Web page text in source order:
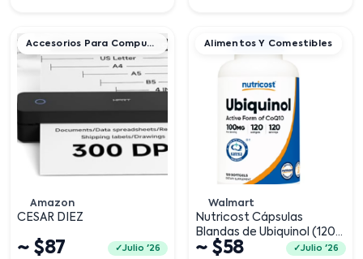
Accesorios Para Computadora
Amazon
CESAR DIEZ
~ $87 Julio '26
Alimentos Y Comestibles
Walmart
Nutricost Cápsulas
Blandas de Ubiquinol (120
Cápsulas
~ $58 Julio '26